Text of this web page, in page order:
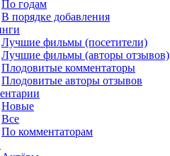
По годам
В порядке добавления
Лучшие фильмы (посетители)
Лучшие фильмы (авторы отзывов)
Плодовитые комментаторы
Плодовитые авторы отзывов
Новые
Все
По комментаторам